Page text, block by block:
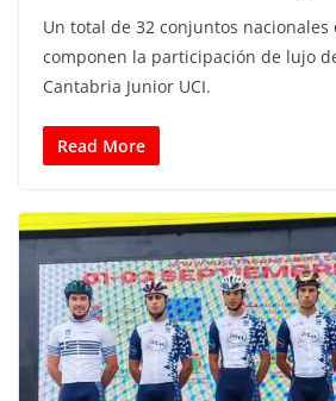
Un total de 32 conjuntos
componen la participación de lujo
Cantabria Junior UCI.
Read More